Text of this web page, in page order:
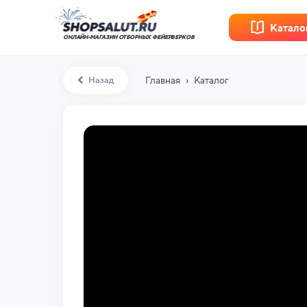
ОНЛАЙН-МАГАЗИН ОТБОРНЫХ ФЕЙЕРВЕРКОВ
Назад Главная › Каталог